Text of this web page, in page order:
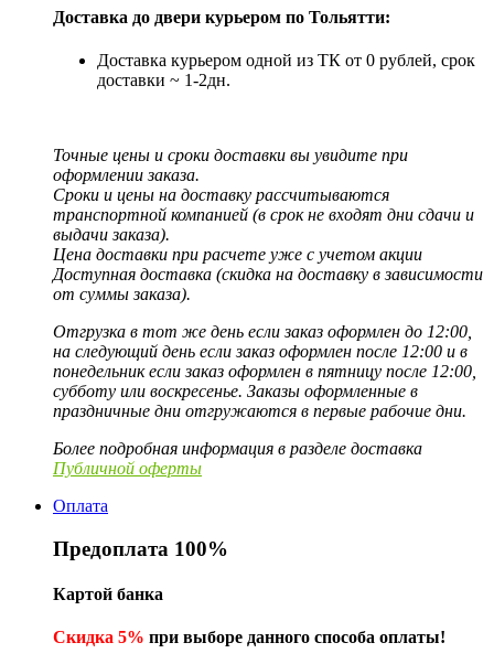
Доставка до двери курьером по Тольятти:
Доставка курьером одной из ТК от 0 рублей, срок
доставки ~ 1-2дн.
Точные цены и сроки доставки вы увидите при
оформлении заказа.
Сроки и цены на доставку рассчитываются
транспортной компанией (в срок не входят дни сдачи и
выдачи заказа).
Цена доставки при расчете уже с учетом акции
Доступная доставка (скидка на доставку в зависимости
от суммы заказа).
Отгрузка в тот же день если заказ оформлен до 12:00,
на следующий день если заказ оформлен после 12:00 и в
понедельник если заказ оформлен в пятницу после 12:00,
субботу или воскресенье. Заказы оформленные в
праздничные дни отгружаются в первые рабочие дни.
Более подробная информация в разделе доставка
Публичной оферты
Оплата
Предоплата 100%
Картой банка
Скидка 5% при выборе данного способа оплаты!